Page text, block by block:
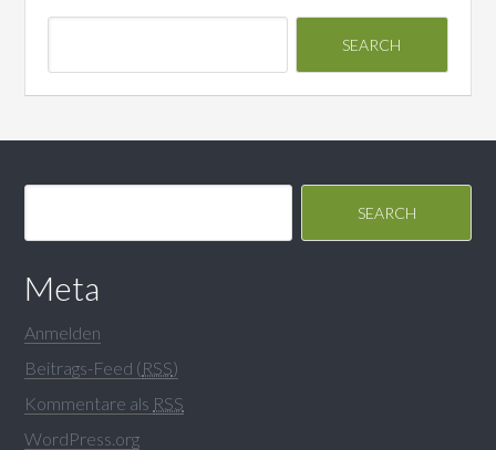
Meta
Anmelden
Beitrags-Feed (RSS)
Kommentare als RSS
WordPress.org